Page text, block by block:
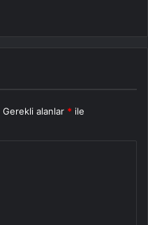
Gerekli alanlar * ile